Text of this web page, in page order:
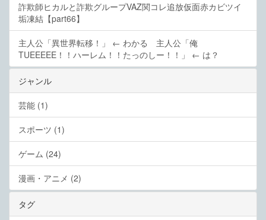
詐欺師ヒカルと詐欺グループVAZ関コレ追放仮面赤カビツイ
垢凍結【part66】
主人公「異世界転移！」 ← わかる 主人公「俺
TUEEEEE！！ハーレム！！たっのしー！！」 ← は？
ジャンル
芸能 (1)
スポーツ (1)
ゲーム (24)
漫画・アニメ (2)
タグ